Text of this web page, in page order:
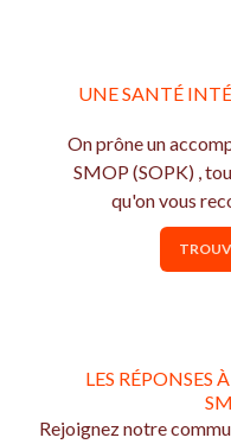
UNE SANTÉ
On prône un
SMOP (SOPK) ,
qu'on vous
LES RÉPONSES
Rejoignez notre